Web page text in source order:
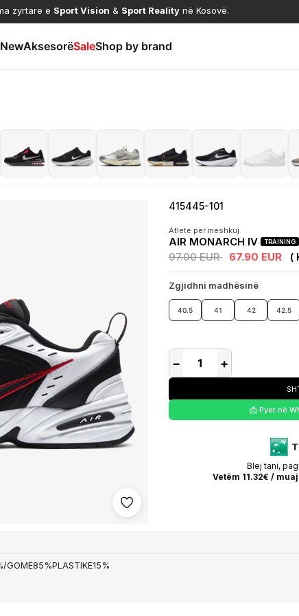
zyrtare e Sport Vision & Sport Reality në Kosovë.
NewAksesorëSaleShop by brand
Shto në wishlist
415445-101
Atlete per meshkuj
AIR MONARCH IV TRAINING
97.00 EUR 67.90 EUR (
Zgjidhni madhësinë
40.5 41 42 42.5
− +
📩 Pyet në
Blej tani,
Vetëm 11.32€ / muaj
GOME85%PLASTIKE15%